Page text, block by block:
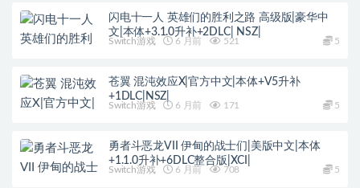
闪电十一人 英雄们的胜利之路 高级版|豪华中
文|本体+3.1.0升补+2DLC| NSZ|
Switch游戏 6 月前 521 5
苍翼 混沌效应X|官方中文|本体+V5升补
+1DLC|NSZ|
Switch游戏 6 月前 171 5
勇者斗恶龙VII 伊甸的战士们|美版中文|本体
+1.1.0升补+6DLC整合版|XCI|
Switch游戏 6 月前 708 5